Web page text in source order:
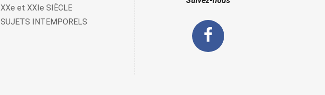
XXe et XXIe SIÈCLE
SUJETS INTEMPORELS